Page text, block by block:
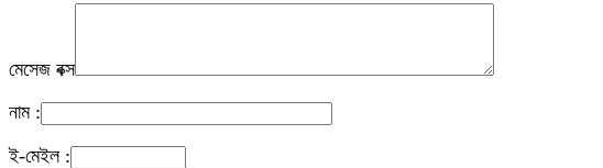
মেসেজ বক্স
নাম :
ই-মেইল :